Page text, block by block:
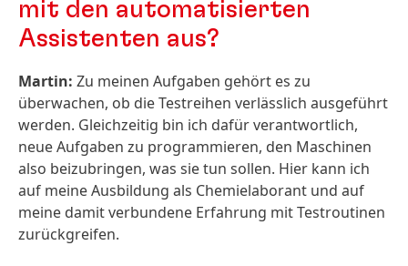
mit den automatisierten
Assistenten aus?
Martin: Zu meinen Aufgaben gehört es zu
überwachen, ob die Testreihen verlässlich ausgeführt
werden. Gleichzeitig bin ich dafür verantwortlich,
neue Aufgaben zu programmieren, den Maschinen
also beizubringen, was sie tun sollen. Hier kann ich
auf meine Ausbildung als Chemielaborant und auf
meine damit verbundene Erfahrung mit Testroutinen
zurückgreifen.